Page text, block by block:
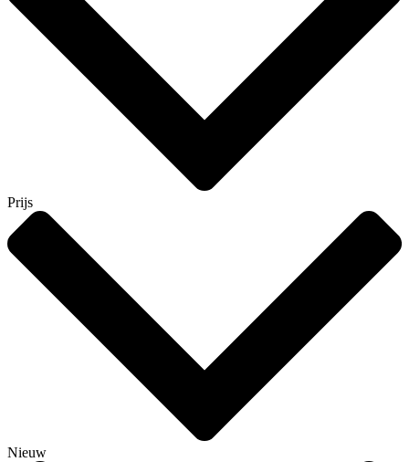
Prijs
Nieuw